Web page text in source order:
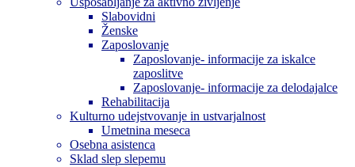
Slabovidni
Ženske
Zaposlovanje
Zaposlovanje- informacije za iskalce
zaposlitve
Zaposlovanje- informacije za delodajalce
Rehabilitacija
Kulturno udejstvovanje in ustvarjalnost
Umetnina meseca
Osebna asistenca
Sklad slep slepemu